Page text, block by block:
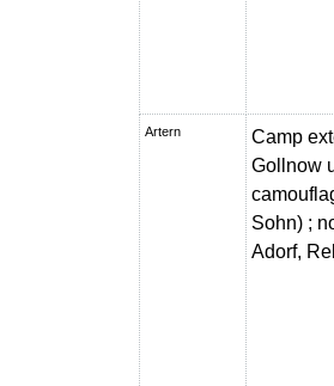
Artern
Camp
Gollnow
Sohn) ;
Adorf,